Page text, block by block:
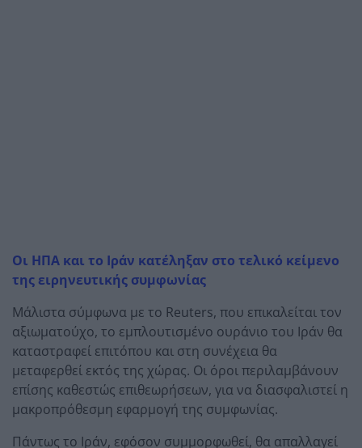
Οι ΗΠΑ και το Ιράν κατέληξαν στο τελικό κείμενο
της ειρηνευτικής συμφωνίας
Μάλιστα σύμφωνα με το Reuters, που επικαλείται τον
αξιωματούχο, το εμπλουτισμένο ουράνιο του Ιράν θα
καταστραφεί επιτόπου και στη συνέχεια θα
μεταφερθεί εκτός της χώρας. Οι όροι περιλαμβάνουν
επίσης καθεστώς επιθεωρήσεων, για να διασφαλιστεί η
μακροπρόθεσμη εφαρμογή της συμφωνίας.
Πάντως το Ιράν, εφόσον συμμορφωθεί, θα απαλλαγεί